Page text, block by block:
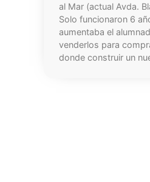
al Mar (actual Avda.
Solo funcionaron 6
aumentaba el
venderlos para
donde construir un